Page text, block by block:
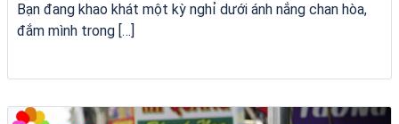
Bạn đang khao khát một kỳ nghỉ dưới ánh nắng chan hòa,
đắm mình trong […]
chèo SUP tại Quy Nhơn